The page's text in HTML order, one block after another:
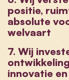
positie,
absolute
welvaart
7. Wij
innovatie